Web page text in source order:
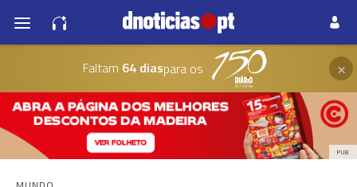
Faltam 64 diaspara os ×
PUB